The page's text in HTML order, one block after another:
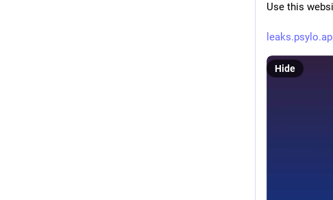
Use this
Hide